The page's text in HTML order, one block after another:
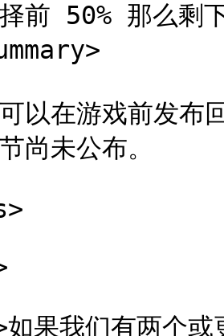
前 50% 那么剩
以在游戏前发布
尚未公布。
果我们有两个